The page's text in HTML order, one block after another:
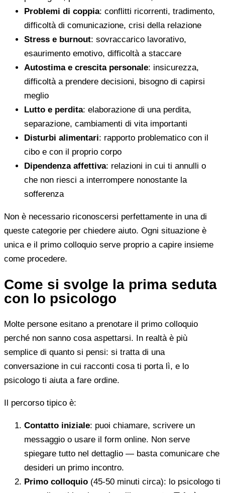
Problemi di coppia: conflitti ricorrenti, tradimento,
difficoltà di comunicazione, crisi della relazione
Stress e burnout: sovraccarico lavorativo,
esaurimento emotivo, difficoltà a staccare
Autostima e crescita personale: insicurezza,
difficoltà a prendere decisioni, bisogno di capirsi
meglio
Lutto e perdita: elaborazione di una perdita,
separazione, cambiamenti di vita importanti
Disturbi alimentari: rapporto problematico con il
cibo e con il proprio corpo
Dipendenza affettiva: relazioni in cui ti annulli o
che non riesci a interrompere nonostante la
sofferenza
Non è necessario riconoscersi perfettamente in una di
queste categorie per chiedere aiuto. Ogni situazione è
unica e il primo colloquio serve proprio a capire insieme
come procedere.
Come si svolge la prima seduta
con lo psicologo
Molte persone esitano a prenotare il primo colloquio
perché non sanno cosa aspettarsi. In realtà è più
semplice di quanto si pensi: si tratta di una
conversazione in cui racconti cosa ti porta lì, e lo
psicologo ti aiuta a fare ordine.
Il percorso tipico è:
Contatto iniziale: puoi chiamare, scrivere un
messaggio o usare il form online. Non serve
spiegare tutto nel dettaglio — basta comunicare che
desideri un primo incontro.
Primo colloquio (45-50 minuti circa): lo psicologo ti